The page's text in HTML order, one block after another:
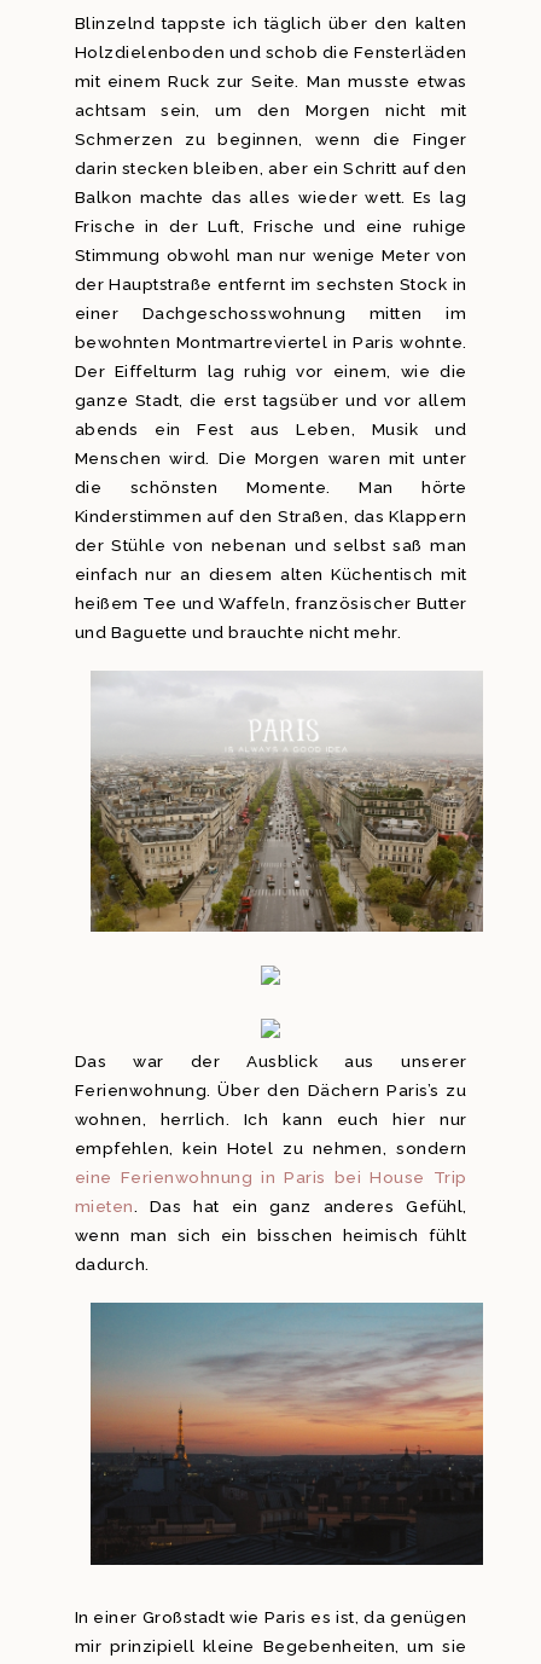
Blinzelnd tappste ich täglich über den kalten
Holzdielenboden und schob die Fensterläden
mit einem Ruck zur Seite. Man musste etwas
achtsam sein, um den Morgen nicht mit
Schmerzen zu beginnen, wenn die Finger
darin stecken bleiben, aber ein Schritt auf den
Balkon machte das alles wieder wett. Es lag
Frische in der Luft, Frische und eine ruhige
Stimmung obwohl man nur wenige Meter von
der Hauptstraße entfernt im sechsten Stock in
einer Dachgeschosswohnung mitten im
bewohnten Montmartreviertel in Paris wohnte.
Der Eiffelturm lag ruhig vor einem, wie die
ganze Stadt, die erst tagsüber und vor allem
abends ein Fest aus Leben, Musik und
Menschen wird. Die Morgen waren mit unter
die schönsten Momente. Man hörte
Kinderstimmen auf den Straßen, das Klappern
der Stühle von nebenan und selbst saß man
einfach nur an diesem alten Küchentisch mit
heißem Tee und Waffeln, französischer Butter
und Baguette und brauchte nicht mehr.
Das war der Ausblick aus unserer
Ferienwohnung. Über den Dächern Paris’s zu
wohnen, herrlich. Ich kann euch hier nur
empfehlen, kein Hotel zu nehmen, sondern
eine Ferienwohnung in Paris bei House Trip
mieten. Das hat ein ganz anderes Gefühl,
wenn man sich ein bisschen heimisch fühlt
dadurch.
In einer Großstadt wie Paris es ist, da genügen
mir prinzipiell kleine Begebenheiten, um sie